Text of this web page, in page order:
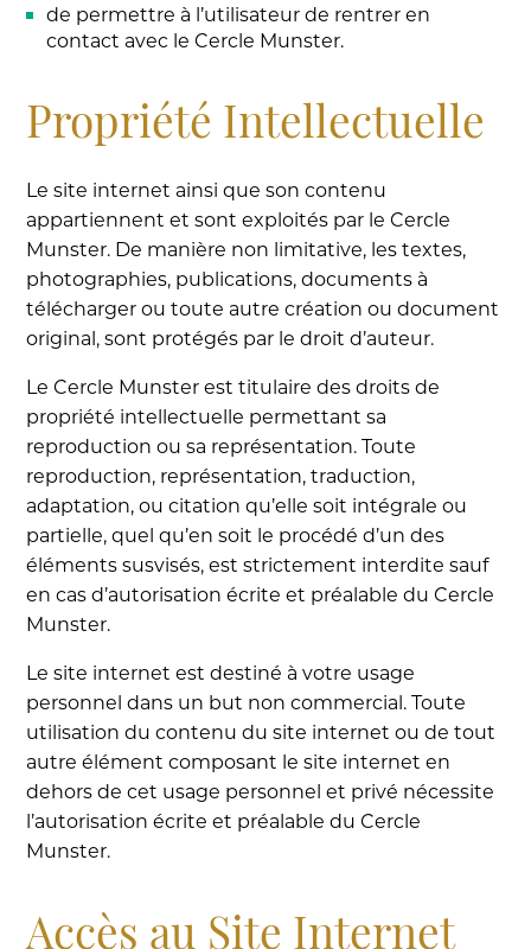
de permettre à l’utilisateur de rentrer en
contact avec le Cercle Munster.
Propriété Intellectuelle
Le site internet ainsi que son contenu
appartiennent et sont exploités par le Cercle
Munster. De manière non limitative, les textes,
photographies, publications, documents à
télécharger ou toute autre création ou document
original, sont protégés par le droit d’auteur.
Le Cercle Munster est titulaire des droits de
propriété intellectuelle permettant sa
reproduction ou sa représentation. Toute
reproduction, représentation, traduction,
adaptation, ou citation qu’elle soit intégrale ou
partielle, quel qu’en soit le procédé d’un des
éléments susvisés, est strictement interdite sauf
en cas d’autorisation écrite et préalable du Cercle
Munster.
Le site internet est destiné à votre usage
personnel dans un but non commercial. Toute
utilisation du contenu du site internet ou de tout
autre élément composant le site internet en
dehors de cet usage personnel et privé nécessite
l’autorisation écrite et préalable du Cercle
Munster.
Accès au Site Internet